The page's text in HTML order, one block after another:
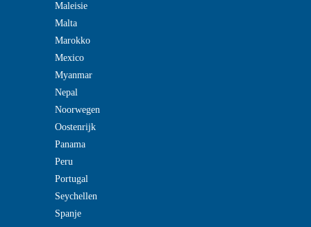
Maleisie
Malta
Marokko
Mexico
Myanmar
Nepal
Noorwegen
Oostenrijk
Panama
Peru
Portugal
Seychellen
Spanje